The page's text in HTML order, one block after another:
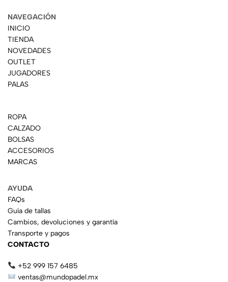
NAVEGACIÓN
INICIO
TIENDA
NOVEDADES
OUTLET
JUGADORES
PALAS
ROPA
CALZADO
BOLSAS
ACCESORIOS
MARCAS
AYUDA
FAQs
Guía de tallas
Cambios, devoluciones y garantía
Transporte y pagos
CONTACTO
+52 999 157 6485
ventas@mundopadel.mx